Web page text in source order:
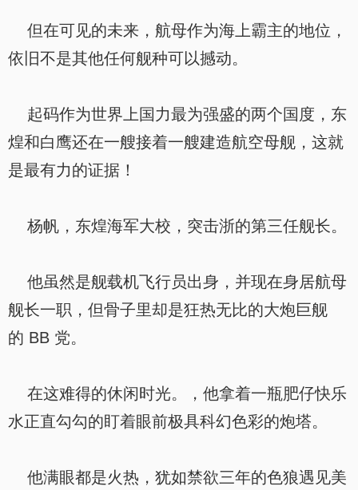
但在可见的未来，航母作为海上霸主的地位，
依旧不是其他任何舰种可以撼动。
起码作为世界上国力最为强盛的两个国度，东
煌和白鹰还在一艘接着一艘建造航空母舰，这就
是最有力的证据！
杨帆，东煌海军大校，突击浙的第三任舰长。
他虽然是舰载机飞行员出身，并现在身居航母
舰长一职，但骨子里却是狂热无比的大炮巨舰
的 BB 党。
在这难得的休闲时光。，他拿着一瓶肥仔快乐
水正直勾勾的盯着眼前极具科幻色彩的炮塔。
他满眼都是火热，犹如禁欲三年的色狼遇见美